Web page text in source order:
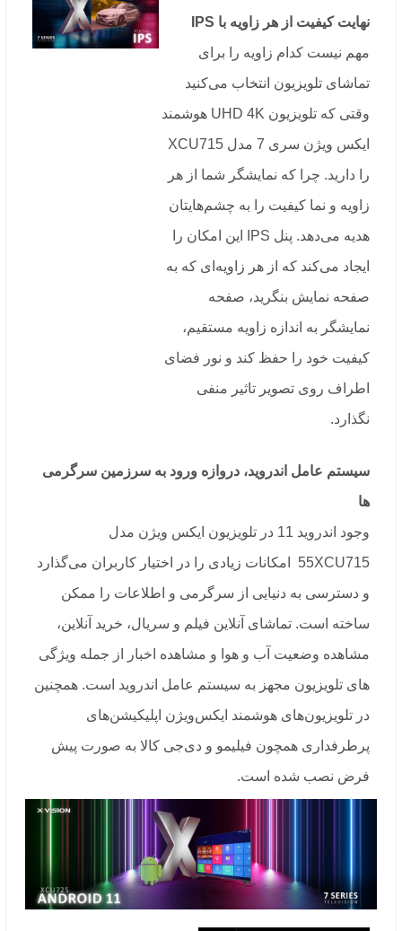
نهایت کیفیت از هر زاویه با
مهم نیست کدام زاویه را برای
تماشای تلویزیون انتخاب می‌کنید
وقتی که تلویزیون UHD 4K هوشمند
ایکس ویژن سری 7 مدل XCU715
را دارید. چرا که نمایشگر شما از هر
زاویه و نما کیفیت را به چشم‌هایتان
هدیه می‌دهد. پنل IPS این امکان را
ایجاد می‌کند که از هر زاویه‌ای که به
صفحه نمایش بنگرید، صفحه
نمایشگر به اندازه‌ زاویه مستقیم،
کیفیت خود را حفظ کند و نور فضای
اطراف روی تصویر تاثیر منفی
نگذارد.
سیستم عامل اندروید، دروازه ورود به سرزمین سرگرمی
ها
وجود اندروید 11 در تلویزیون ایکس ویژن مدل
55XCU715 امکانات زیادی را در اختیار کاربران می‌گذارد
و دسترسی به دنیایی از سرگرمی و اطلاعات را ممکن
ساخته است. تماشای آنلاین فیلم و سریال، خرید آنلاین،
مشاهده وضعیت آب و هوا و مشاهده اخبار از جمله ویژگی
های تلویزیون مجهز به سیستم عامل اندروید است. همچنین
در تلویزیون‌های هوشمند ایکس‌ویژن اپلیکیشن‌های
پرطرفداری همچون فیلیمو و دی‌جی کالا به صورت پیش
فرض نصب شده است.